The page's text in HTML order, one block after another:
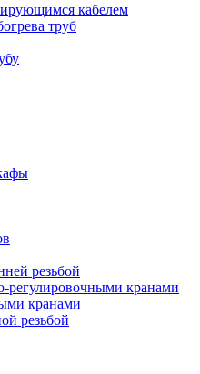
кабелем
труб
резьбой
регулировочными кранами
кранами
резьбой